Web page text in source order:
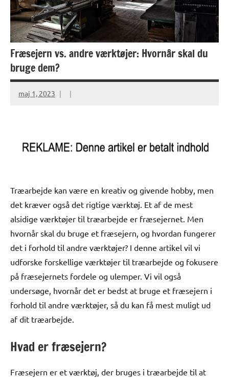
Fræsejern vs. andre værktøjer: Hvornår skal du
bruge dem?
maj 1, 2023
Træarbejde kan være en kreativ og givende hobby, men
det kræver også det rigtige værktøj. Et af de mest
alsidige værktøjer til træarbejde er fræsejernet. Men
hvornår skal du bruge et fræsejern, og hvordan fungerer
det i forhold til andre værktøjer? I denne artikel vil vi
udforske forskellige værktøjer til træarbejde og fokusere
på fræsejernets fordele og ulemper. Vi vil også
undersøge, hvornår det er bedst at bruge et fræsejern i
forhold til andre værktøjer, så du kan få mest muligt ud
af dit træarbejde.
Hvad er fræsejern?
Fræsejern er et værktøj, der bruges i træarbejde til at